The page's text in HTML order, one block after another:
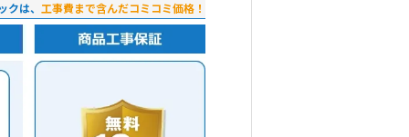
クは、 工事費まで含んだコミコミ価格！